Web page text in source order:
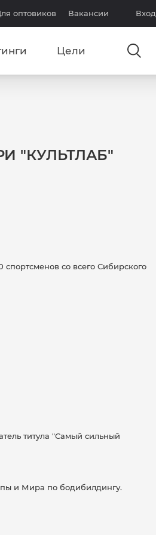
оптовиков Вакансии Вход
Цели
"КУЛЬТЛАБ"
со всего Сибирского
титула "Самый сильный
и Мира по бодибилдингу.